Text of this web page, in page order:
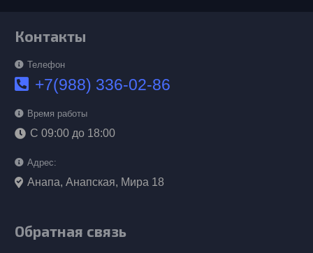
Контакты
Телефон
+7(988) 336-02-86
Время работы
С 09:00 до 18:00
Адрес:
Анапа, Анапская, Мира 18
Обратная связь